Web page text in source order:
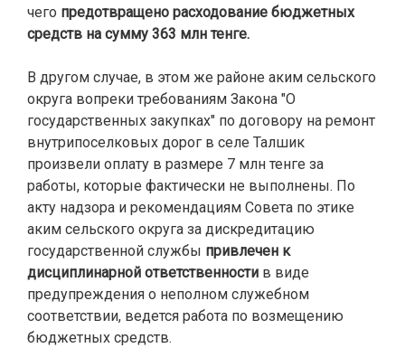
чего предотвращено расходование бюджетных
средств на сумму 363 млн тенге.
В другом случае, в этом же районе аким сельского
округа вопреки требованиям Закона "О
государственных закупках" по договору на ремонт
внутрипоселковых дорог в селе Талшик
произвели оплату в размере 7 млн тенге за
работы, которые фактически не выполнены. По
акту надзора и рекомендациям Совета по этике
аким сельского округа за дискредитацию
государственной службы привлечен к
дисциплинарной ответственности в виде
предупреждения о неполном служебном
соответствии, ведется работа по возмещению
бюджетных средств.